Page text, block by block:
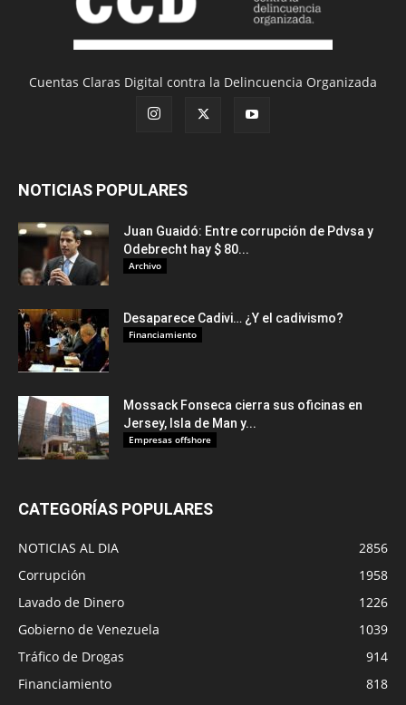
Cuentas Claras Digital contra la Delincuencia Organizada
NOTICIAS POPULARES
Juan Guaidó: Entre corrupción de Pdvsa y
Odebrecht hay $ 80...
Archivo
Desaparece Cadivi… ¿Y el cadivismo?
Financiamiento
Mossack Fonseca cierra sus oficinas en
Jersey, Isla de Man y...
Empresas offshore
CATEGORÍAS POPULARES
NOTICIAS AL DIA
2856
Corrupción
1958
Lavado de Dinero
1226
Gobierno de Venezuela
1039
Tráfico de Drogas
914
Financiamiento
818